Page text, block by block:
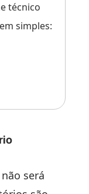
técnico
simples:
será